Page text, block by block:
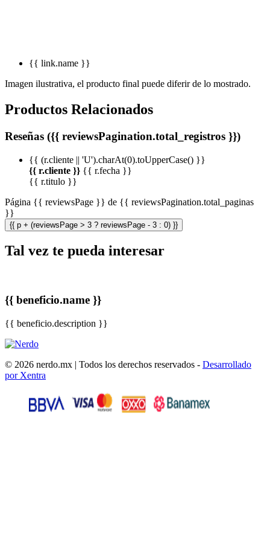
{{ link.name }}
Imagen ilustrativa, el producto final puede diferir de lo mostrado.
Productos Relacionados
Reseñas ({{ reviewsPagination.total_registros }})
{{ (r.cliente || 'U').charAt(0).toUpperCase() }}
{{ r.cliente }} {{ r.fecha }}
{{ r.titulo }}
Página {{ reviewsPage }} de {{ reviewsPagination.total_paginas
}}
{{ p + (reviewsPage > 3 ? reviewsPage - 3 : 0) }}
Tal vez te pueda interesar
{{ beneficio.name }}
{{ beneficio.description }}
© 2026 nerdo.mx | Todos los derechos reservados - Desarrollado
por Xentra